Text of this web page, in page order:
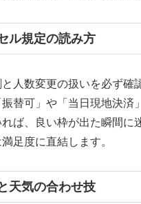
ル規定の読み方
人数変更の扱いを必ず確
替可」や「当日現地決済
れば、良い枠が出た瞬間に
足度に直結します。
天気の合わせ技